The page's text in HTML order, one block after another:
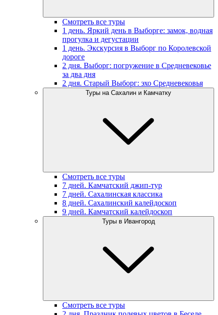
Смотреть все туры
1 день. Яркий день в Выборге: замок, водная
прогулка и дегустации
1 день. Экскурсия в Выборг по Королевской
дороге
2 дня. Выборг: погружение в Средневековье
за два дня
2 дня. Старый Выборг: эхо Средневековья
Туры на Сахалин и Камчатку
Смотреть все туры
7 дней. Камчатский джип-тур
7 дней. Сахалинская классика
8 дней. Сахалинский калейдоскоп
9 дней. Камчатский калейдоскоп
Туры в Ивангород
Смотреть все туры